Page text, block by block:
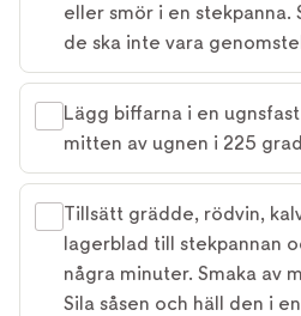
eller smör i en stekpanna.
de ska inte vara
Lägg biffarna i en
mitten av ugnen i 225
Tillsätt grädde, rödvin,
lagerblad till stekpannan
några minuter. Smaka av
Sila såsen och häll den i